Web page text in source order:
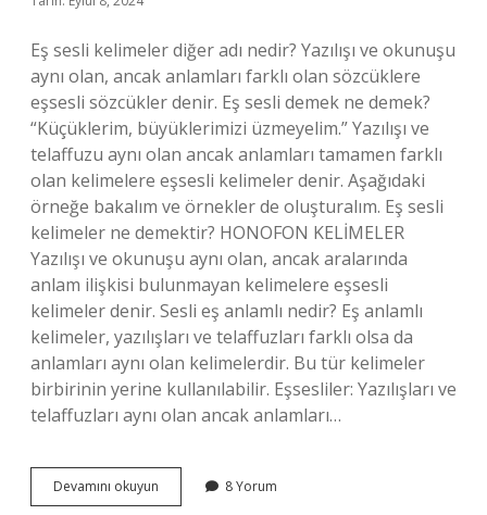
Eş sesli kelimeler diğer adı nedir? Yazılışı ve okunuşu
aynı olan, ancak anlamları farklı olan sözcüklere
eşsesli sözcükler denir. Eş sesli demek ne demek?
“Küçüklerim, büyüklerimizi üzmeyelim.” Yazılışı ve
telaffuzu aynı olan ancak anlamları tamamen farklı
olan kelimelere eşsesli kelimeler denir. Aşağıdaki
örneğe bakalım ve örnekler de oluşturalım. Eş sesli
kelimeler ne demektir? HONOFON KELİMELER
Yazılışı ve okunuşu aynı olan, ancak aralarında
anlam ilişkisi bulunmayan kelimelere eşsesli
kelimeler denir. Sesli eş anlamlı nedir? Eş anlamlı
kelimeler, yazılışları ve telaffuzları farklı olsa da
anlamları aynı olan kelimelerdir. Bu tür kelimeler
birbirinin yerine kullanılabilir. Eşsesliler: Yazılışları ve
telaffuzları aynı olan ancak anlamları…
Devamını okuyun
Seslinin
8 Yorum